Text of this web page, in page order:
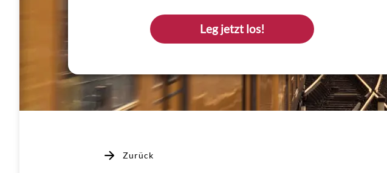
Leg jetzt los!
Zurück